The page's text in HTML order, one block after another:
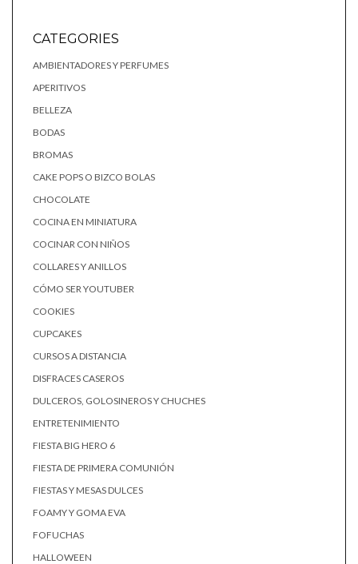
CATEGORIES
AMBIENTADORES Y PERFUMES
APERITIVOS
BELLEZA
BODAS
BROMAS
CAKE POPS O BIZCO BOLAS
CHOCOLATE
COCINA EN MINIATURA
COCINAR CON NIÑOS
COLLARES Y ANILLOS
CÓMO SER YOUTUBER
COOKIES
CUPCAKES
CURSOS A DISTANCIA
DISFRACES CASEROS
DULCEROS, GOLOSINEROS Y CHUCHES
ENTRETENIMIENTO
FIESTA BIG HERO 6
FIESTA DE PRIMERA COMUNIÓN
FIESTAS Y MESAS DULCES
FOAMY Y GOMA EVA
FOFUCHAS
HALLOWEEN